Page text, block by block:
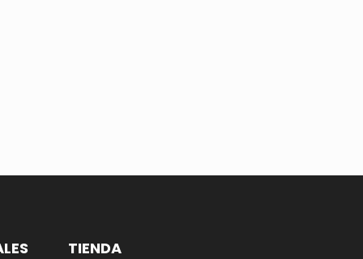
TIENDA